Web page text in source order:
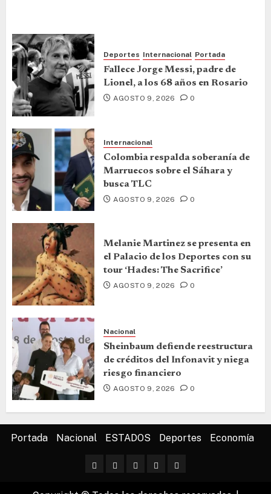
Deportes Internacional Portada
Fallece Jorge Messi, padre de
Lionel, a los 68 años en Rosario
AGOSTO 9, 2026 0
Internacional
Colombia respalda soberanía de
Marruecos sobre el Sáhara y
busca TLC
AGOSTO 9, 2026 0
Melanie Martinez se presenta en
el Palacio de los Deportes con su
tour ‘Hades: The Sacrifice’
AGOSTO 9, 2026 0
Nacional
Sheinbaum defiende reestructura
de créditos del Infonavit y niega
riesgo financiero
AGOSTO 9, 2026 0
Portada Nacional ESTADOS Deportes Economía